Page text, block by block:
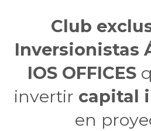
Club
Inversionistas
IOS OFFICES
invertir capital
en